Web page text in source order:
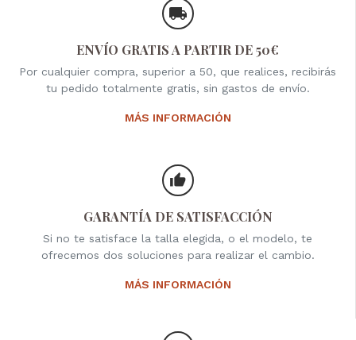
ENVÍO GRATIS A PARTIR DE 50€
Por cualquier compra, superior a 50, que realices, recibirás
tu pedido totalmente gratis, sin gastos de envío.
MÁS INFORMACIÓN
GARANTÍA DE SATISFACCIÓN
Si no te satisface la talla elegida, o el modelo, te
ofrecemos dos soluciones para realizar el cambio.
MÁS INFORMACIÓN